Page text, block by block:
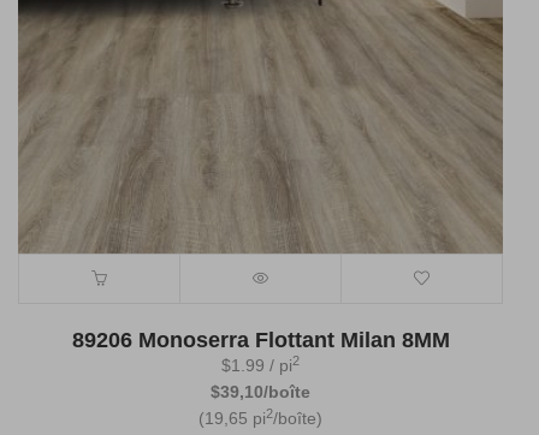
89206 Monoserra Flottant Milan 8MM
$1.99 / pi2
$39,10/boîte
(19,65 pi2/boîte)